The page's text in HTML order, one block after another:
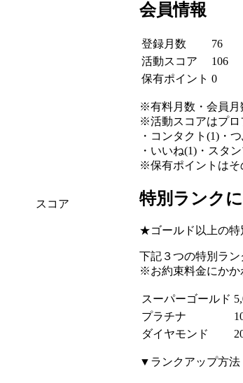
スコア
会員情報
登録月数
76
活動スコア
106
保有ポイント 0
※有料月数・会員月
※活動スコアはプロ
・コンタクト(1)・
・いいね(1)・スタ
※保有ポイントはそ
特別ランク
★ゴールド以上の特
下記３つの特別ラ
※お約束料金にかか
スーパーゴールド
プラチナ
ダイヤモンド
▼ランクアップ方法